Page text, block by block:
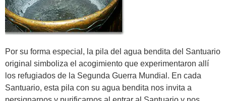
Por su forma especial, la pila del agua bendita del Santuario
original simboliza el acogimiento que experimentaron allí
los refugiados de la Segunda Guerra Mundial. En cada
Santuario, esta pila con su agua bendita nos invita a